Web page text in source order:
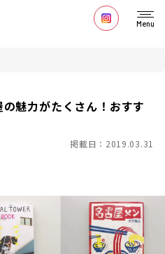
Menu
魅力がたくさん！おすす
掲載日：2019.03.31